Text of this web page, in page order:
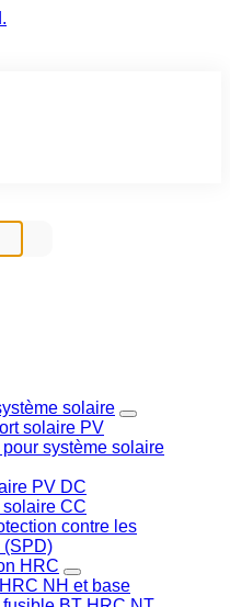
solaire
solaire PV
système solaire
PV DC
CC
contre les
(SPD)
HRC
NH et base